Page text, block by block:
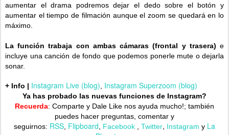
aumentar el drama podremos dejar el dedo sobre el botón y
aumentar el tiempo de filmación aunque el zoom se quedará en lo
máximo.
La función trabaja con ambas cámaras (frontal y trasera) e
incluye una canción de fondo que podemos ponerle mute o dejarla
sonar.
+ Info | Instagram Live (blog) Instagram Superzoom (blog)
Ya has probado las nuevas funciones de Instagram?
Recuerda: Comparte y Dale Like nos ayuda mucho!; también
puedes hacer preguntas, comentar y
seguirnos: RSS Flipboard Facebook Twitter, Instagram y La